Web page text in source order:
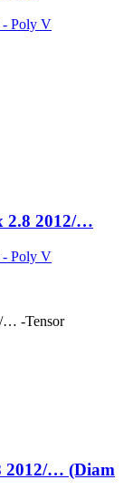
- Poly V
2.8 2012/…
- Poly V
… -Tensor
2012/… (Diam